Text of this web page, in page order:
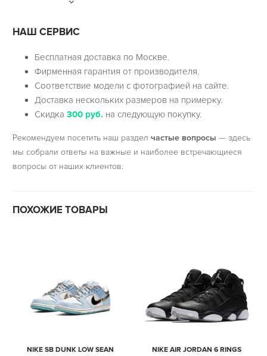
НАШ СЕРВИС
Бесплатная доставка по Москве.
Фирменная гарантия от производителя.
Соответствие модели с фотографией на сайте.
Доставка нескольких размеров на примерку.
Скидка300 руб. на следующую покупку.
Рекомендуем посетить наш раздел частые вопросы — здесь
мы собрали ответы на важные и наиболее встречающиеся
вопросы от наших клиентов.
ПОХОЖИЕ ТОВАРЫ
NIKE SB DUNK LOW SEAN
NIKE AIR JORDAN 6 RINGS